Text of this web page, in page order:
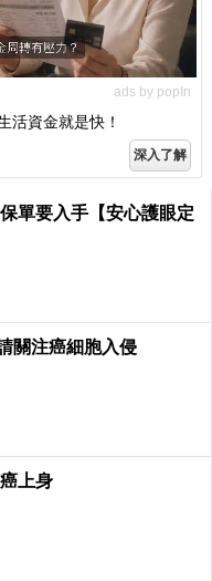
ads by popIn
活資金就是快！
深入了解
單要入手【安心護眼定
關注癌細胞入侵
上身